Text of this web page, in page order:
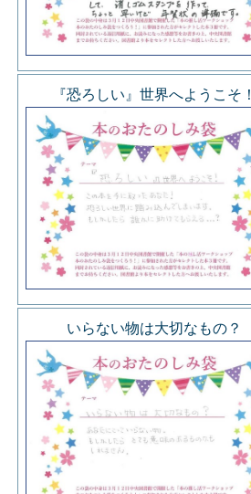
『恐ろしい』世界へようこそ！
いらない物は大切なもの？